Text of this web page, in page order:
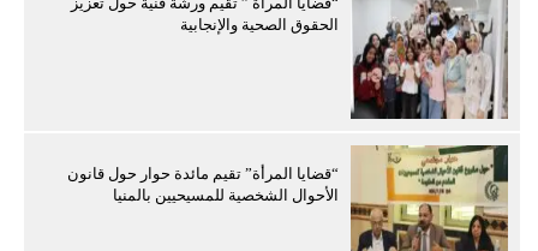
الحقوق الصحية والإنجابية
“قضايا المرأة” تقيم مائدة حوار حول قانون
الأحوال الشخصية للمسيحيين بالمنيا